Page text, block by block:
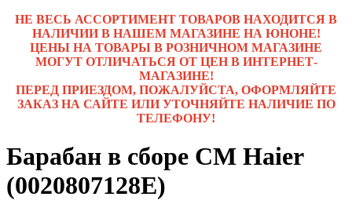
НЕ ВЕСЬ АССОРТИМЕНТ ТОВАРОВ НАХОДИТСЯ В
НАЛИЧИИ В НАШЕМ МАГАЗИНЕ НА ЮНОНЕ!
ЦЕНЫ НА ТОВАРЫ В РОЗНИЧНОМ МАГАЗИНЕ
МОГУТ ОТЛИЧАТЬСЯ ОТ ЦЕН В ИНТЕРНЕТ-
МАГАЗИНЕ!
ПЕРЕД ПРИЕЗДОМ, ПОЖАЛУЙСТА, ОФОРМЛЯЙТЕ
ЗАКАЗ НА САЙТЕ ИЛИ УТОЧНЯЙТЕ НАЛИЧИЕ ПО
ТЕЛЕФОНУ!
Барабан в сборе СМ Haier
(0020807128E)